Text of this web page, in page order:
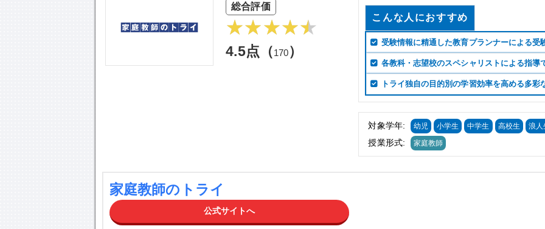
総合評価
4.5点（170）
こんな人におすすめ
受験情報に精通した教育プランナーによる受
各教科・志望校のスペシャリストによる指導
トライ独自の目的別の学習効率を高める多彩
対象学年: 幼児 小学生 中学生 高校生 浪人
授業形式: 家庭教師
家庭教師のトライ
公式サイトへ